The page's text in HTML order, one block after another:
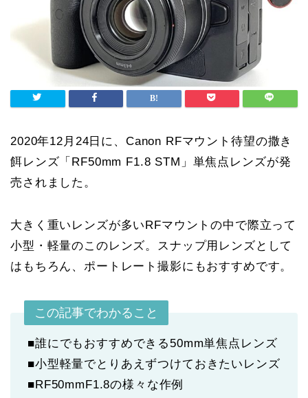
2020年12月24日に、Canon RFマウント待望の撒き
餌レンズ「RF50mm F1.8 STM」単焦点レンズが発
売されました。
大きく重いレンズが多いRFマウントの中で際立って
小型・軽量のこのレンズ。スナップ用レンズとして
はもちろん、ポートレート撮影にもおすすめです。
この記事でわかること
■誰にでもおすすめできる50mm単焦点レンズ
■小型軽量でとりあえずつけておきたいレンズ
■RF50mmF1.8の様々な作例